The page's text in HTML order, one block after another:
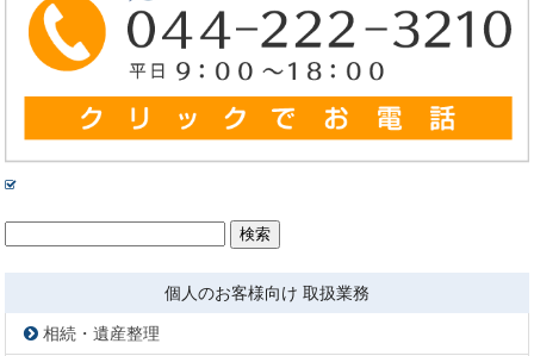
検
索:
個人のお客様向け 取扱業務
相続・遺産整理